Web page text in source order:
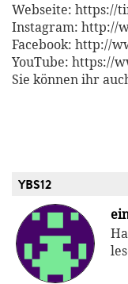
Webseite: https://
Instagram: http://
Facebook: http://
YouTube: https://
Sie können ihr
YBS12